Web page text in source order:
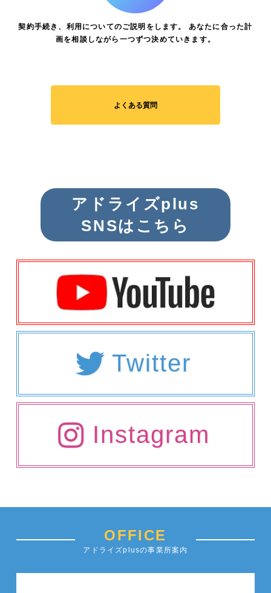
契約手続き、利用についてのご説明をします。 あなたに合った計
画を相談しながら一つずつ決めていきます。
よくある質問
アドライズplus
SNSはこちら
Twitter
Instagram
OFFICE
アドライズplusの事業所案内